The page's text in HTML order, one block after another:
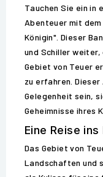
Tauchen Sie ein in
Abenteuer mit
Königin". Dieser
und Schiller
Gebiet von Teuer
zu erfahren.
Gelegenheit sein,
Geheimnisse ihres
Eine Reise
Das Gebiet von
Landschaften und